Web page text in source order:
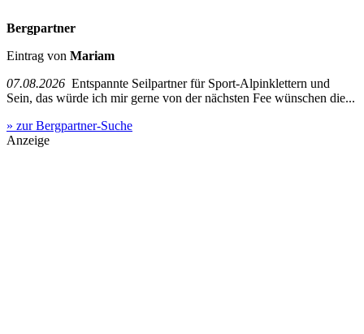
Bergpartner
Eintrag von Mariam
07.08.2026 Entspannte Seilpartner für Sport-Alpinklettern und
Sein, das würde ich mir gerne von der nächsten Fee wünschen die...
» zur Bergpartner-Suche
Anzeige